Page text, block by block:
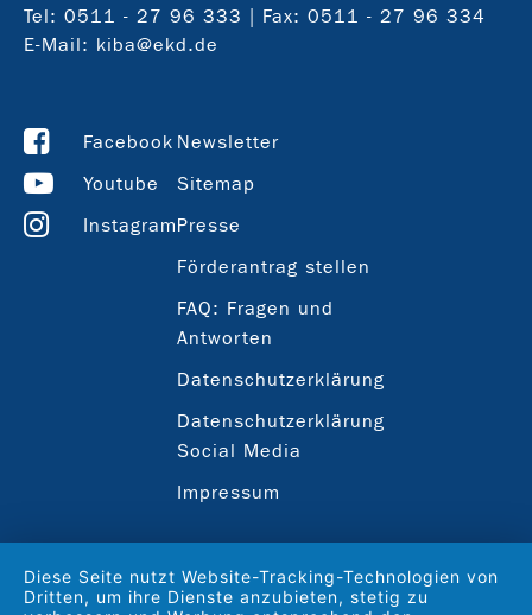
Tel: 0511 - 27 96 333 | Fax: 0511 - 27 96 334
E-Mail: kiba@ekd.de
Facebook
Youtube
Instagram
Newsletter
Sitemap
Presse
Förderantrag stellen
FAQ: Fragen und
Antworten
Datenschutzerklärung
Datenschutzerklärung
Social Media
Impressum
Diese Seite nutzt Website-Tracking-Technologien von
Dritten, um ihre Dienste anzubieten, stetig zu